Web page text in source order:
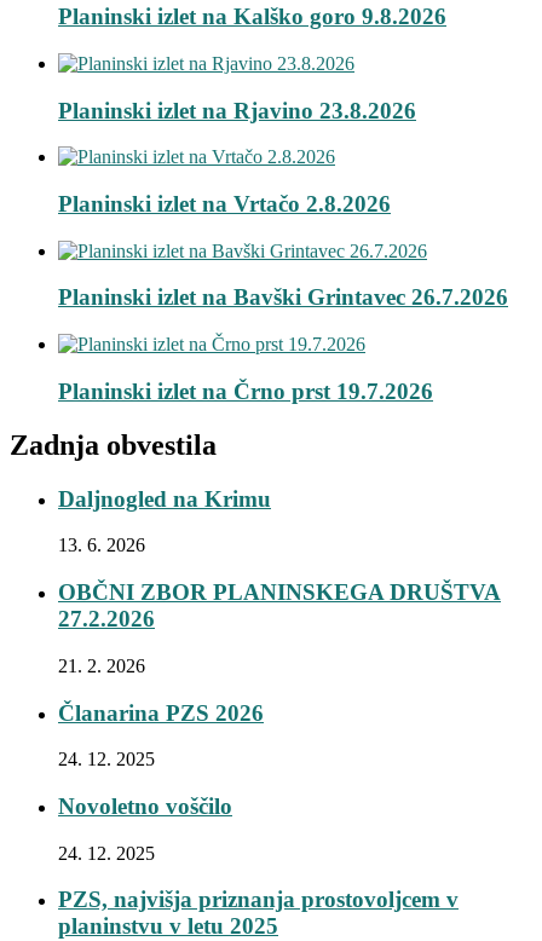
Planinski izlet na Kalško goro 9.8.2026
Planinski izlet na Rjavino 23.8.2026
Planinski izlet na Vrtačo 2.8.2026
Planinski izlet na Bavški Grintavec 26.7.2026
Planinski izlet na Črno prst 19.7.2026
Zadnja obvestila
Daljnogled na Krimu
13. 6. 2026
OBČNI ZBOR PLANINSKEGA DRUŠTVA
27.2.2026
21. 2. 2026
Članarina PZS 2026
24. 12. 2025
Novoletno voščilo
24. 12. 2025
PZS, najvišja priznanja prostovoljcem v
planinstvu v letu 2025